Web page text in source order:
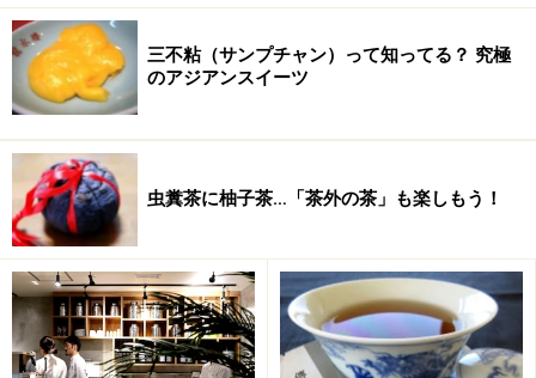
三不粘（サンプチャン）って知ってる？ 究極
のアジアンスイーツ
虫糞茶に柚子茶…「茶外の茶」も楽しもう！